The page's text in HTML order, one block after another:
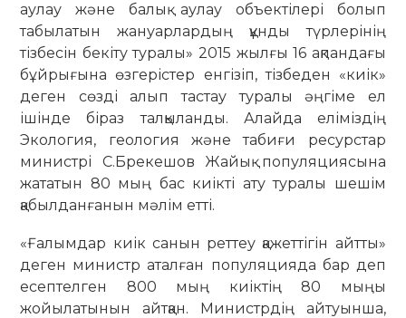
аулау және балық аулау объектілері болып
табылатын жануарлардың құнды түрлерінің
тізбесін бекіту туралы» 2015 жылғы 16 ақпандағы
бұйрығына өзгерістер енгізіп, тізбеден «киік»
деген сөзді алып тастау туралы әңгіме ел
ішінде біраз талқыланды. Алайда еліміздің
Экология, геология және табиғи ресурстар
министрі С.Брекешов Жайық популяциясына
жататын 80 мың бас киікті ату туралы шешім
қабылданғанын мәлім етті.
«Ғалымдар киік санын реттеу қажет­тігін айтты»
деген министр аталған популяцияда бар деп
есептелген 800 мың киіктің 80 мыңы
жойылатынын айтқан. Министрдің айтуынша,